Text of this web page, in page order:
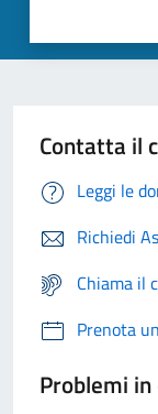
Contatta il
Leggi le
Richiedi
Chiama il
Prenota
Problemi